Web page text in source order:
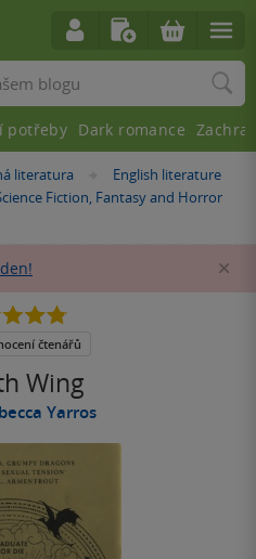
literatura »English literature
Fiction, Fantasy and Horror
Wing
Yarros
čtenářů
potřeby Dark romance